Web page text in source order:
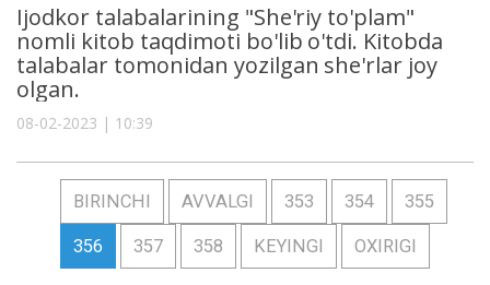
Ijodkor talabalarining "She'riy to'plam"
nomli kitob taqdimoti bo'lib o'tdi. Kitobda
talabalar tomonidan yozilgan she'rlar joy
olgan.
08-02-2023 | 10:39
BIRINCHI AVVALGI 353 354 355
356 357 358 KEYINGI OXIRIGI